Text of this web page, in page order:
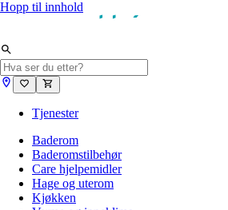
Hopp til innhold
Tjenester
Baderom
Baderomstilbehør
Care hjelpemidler
Hage og uterom
Kjøkken